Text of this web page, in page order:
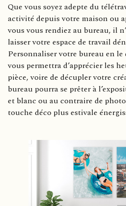
Que vous soyez adepte du
activité depuis votre maison ou
vous vous rendiez au bureau, il
laisser votre espace de travail
Personnaliser votre bureau en
vous permettra d’apprécier les
pièce, voire de décupler votre
bureau pourra se prêter à
et blanc ou au contraire de
touche déco plus estivale